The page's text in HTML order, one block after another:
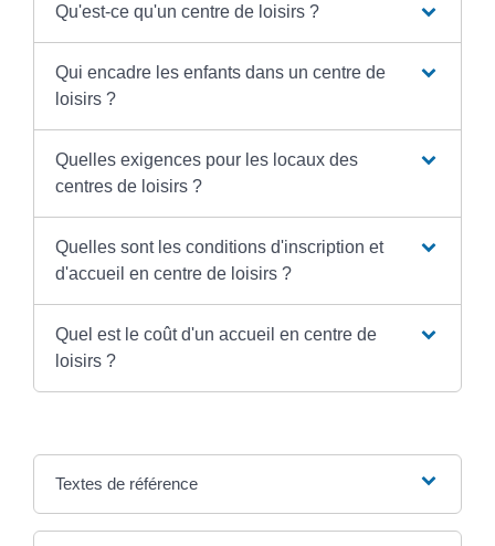
Qu'est-ce qu'un centre de loisirs ?
Qui encadre les enfants dans un centre de
loisirs ?
Quelles exigences pour les locaux des
centres de loisirs ?
Quelles sont les conditions d'inscription et
d'accueil en centre de loisirs ?
Quel est le coût d'un accueil en centre de
loisirs ?
Textes de référence